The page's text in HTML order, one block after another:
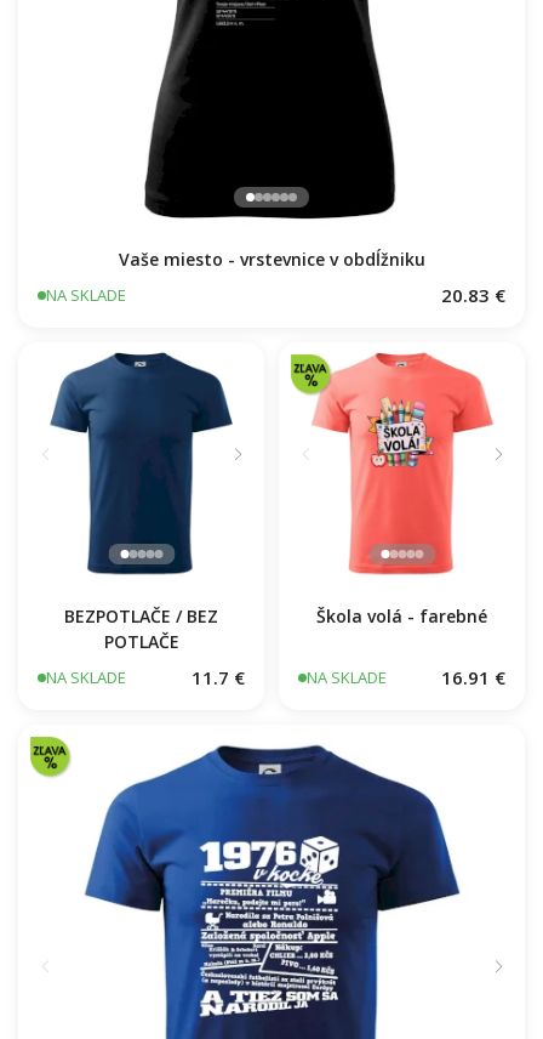
Vaše miesto - vrstevnice v obdĺžniku
NA SKLADE 20.83 €
BEZPOTLAČE / BEZ
POTLAČE
NA SKLADE 11.7 €
Škola volá - farebné
NA SKLADE 16.91 €